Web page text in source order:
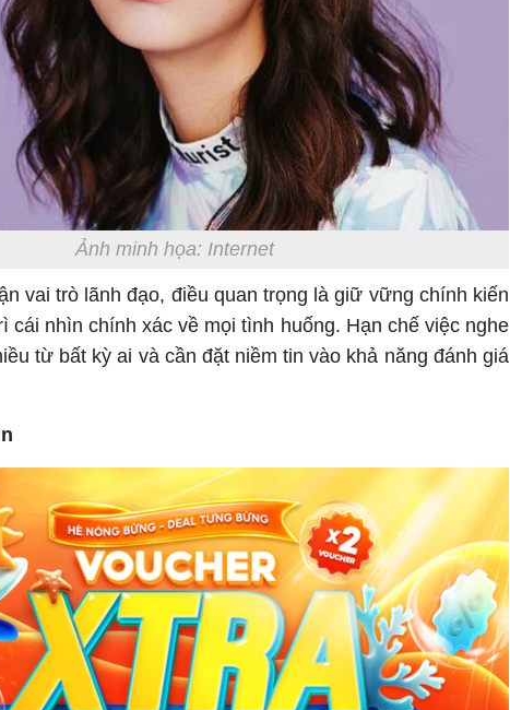
Ảnh minh họa: Internet
vai trò lãnh đạo, điều quan trọng là giữ vững chính kiến
cái nhìn chính xác về mọi tình huống. Hạn chế việc nghe
từ bất kỳ ai và cần đặt niềm tin vào khả năng đánh giá